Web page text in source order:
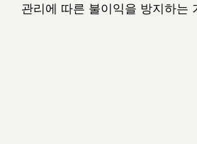
관리에 따른 불이익을 방지하는